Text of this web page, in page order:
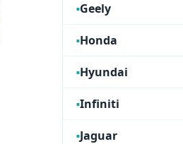
Geely
Honda
Hyundai
Infiniti
Jaguar